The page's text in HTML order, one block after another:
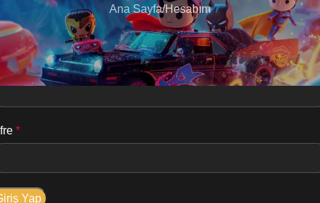
Ana Sayfa Hesabım
Yap
adı veya e-posta adresi*
*
Yap